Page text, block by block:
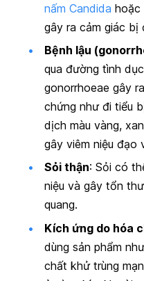
nấm Candida hoặc
gây ra cảm giác bị
Bệnh lậu
qua đường tình
gonorrhoeae gây
chứng như đi tiểu
dịch màu vàng,
gây viêm niệu đạo
Sỏi thận: Sỏi có
niệu và gây tổn
quang.
Kích ứng do hóa
dùng sản phẩm
chất khử trùng